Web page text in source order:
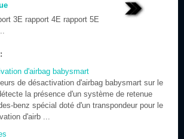
3E rapport 4E rapport 5E
d'airbag babysmart
de désactivation d'airbag babysmart sur le
la présence d'un système de retenue
benz spécial doté d'un transpondeur pour le
d'airb ...